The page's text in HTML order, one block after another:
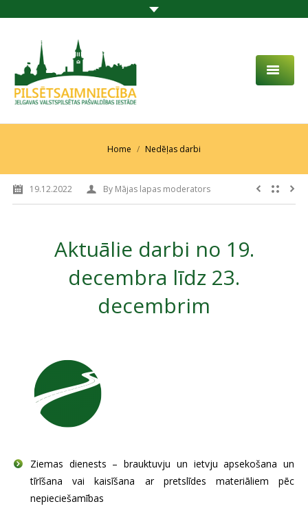
PAR MUMS
Home Nedēļas darbi
19.12.2022 By Mājas lapas moderators
Aktuālie darbi no 19.
decembra līdz 23.
decembrim
Ziemas dienests – brauktuvju un ietvju apsekošana un
tīrīšana vai kaisīšana ar pretslīdes materiāliem pēc
nepieciešamības